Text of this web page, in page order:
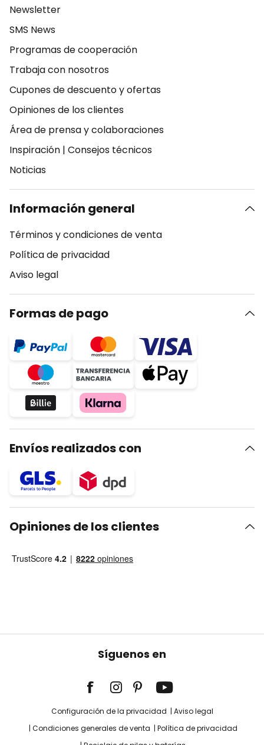
Newsletter
SMS News
Programas de cooperación
Trabaja con nosotros
Cupones de descuento y ofertas
Opiniones de los clientes
Área de prensa y colaboraciones
Inspiración | Consejos técnicos
Noticias
Información general
Términos y condiciones de venta
Política de privacidad
Aviso legal
Formas de pago
Envíos realizados con
Opiniones de los clientes
Síguenos en
Configuración de la privacidad
Aviso legal
Condiciones generales de venta
Política de privacidad